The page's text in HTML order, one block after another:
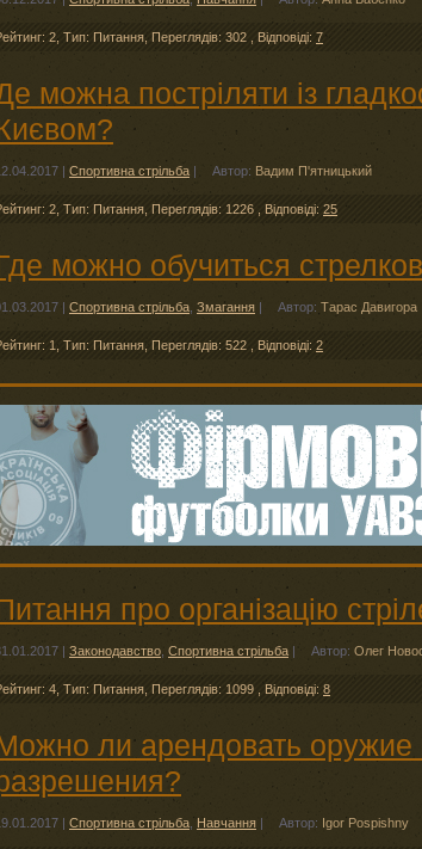
2 Тип: Питання Переглядів: 302 Відповіді: 7
можна постріляти із
| Спортивна стрільба | Автор: Вадим П'ятницький
2 Тип: Питання Переглядів: 1226 Відповіді: 25
можно обучиться
| Спортивна стрільба Змагання | Автор: Тарас Давигора
1 Тип: Питання Переглядів: 522 Відповіді: 2
про організацію
| Законодавство Спортивна стрільба | Автор: Олег
4 Тип: Питання Переглядів: 1099 Відповіді: 8
ли арендовать оружие
| Спортивна стрільба Навчання | Автор: Igor Pospishny